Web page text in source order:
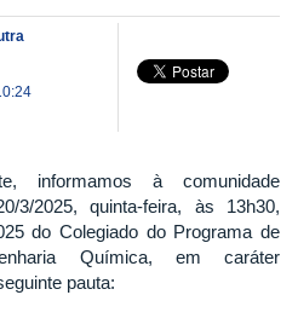
informamos à comunidade
3/2025, quinta-feira, às 13h30,
do Colegiado do Programa de
Química, em caráter
pauta: